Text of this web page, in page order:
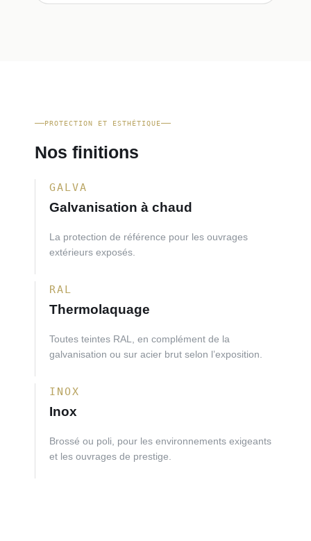
PROTECTION ET ESTHÉTIQUE
Nos finitions
GALVA
Galvanisation à chaud
La protection de référence pour les ouvrages
extérieurs exposés.
RAL
Thermolaquage
Toutes teintes RAL, en complément de la
galvanisation ou sur acier brut selon l’exposition.
INOX
Inox
Brossé ou poli, pour les environnements exigeants
et les ouvrages de prestige.